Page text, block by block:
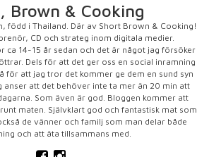
Brown & Cooking
född i Thailand. Där av Short Brown & Cooking!
CD och strateg inom digitala medier.
ca 14-15 år sedan och det är något jag försöker
Dels för att det ger oss en social inramning
för att jag tror det kommer ge dem en sund syn
anser att det behöver inte ta mer än 20 min att
Som även är god. Bloggen kommer att
maten. Självklart god och fantastisk mat som
de vänner och familj som man delar både
och att äta tillsammans med.